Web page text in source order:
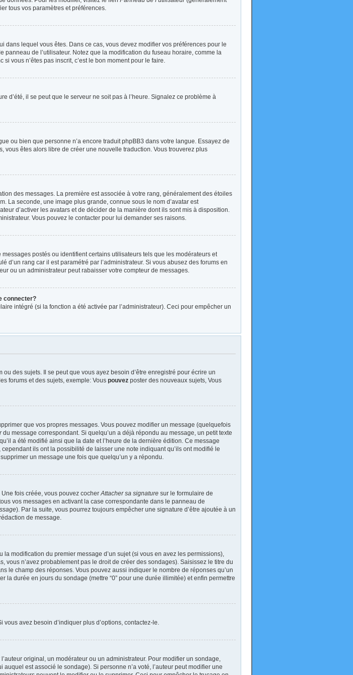
tous vos paramètres et préférences.
dans lequel vous êtes. Dans ce cas, vous devez modifier vos préférences pour le
de l’utilisateur. Notez que la modification du fuseau horaire, comme la
vous n’êtes pas inscrit, c’est le bon moment pour le faire.
d’été, il se peut que le serveur ne soit pas à l’heure. Signalez ce problème à
ou bien que personne n’a encore traduit phpBB3 dans votre langue. Essayez de
vous êtes alors libre de créer une nouvelle traduction. Vous trouverez plus
des messages. La première est associée à votre rang, généralement des étoiles
La seconde, une image plus grande, connue sous le nom d’avatar est
d’activer les avatars et de décider de la manière dont ils sont mis à disposition.
Vous pouvez le contacter pour lui demander ses raisons.
postés ou identifient certains utilisateurs tels que les modérateurs et
d’un rang car il est paramétré par l’administrateur. Si vous abusez des forums en
ou un administrateur peut rabaisser votre compteur de messages.
connecter?
intégré (si la fonction a été activée par l’administrateur). Ceci pour empêcher un
des sujets. Il se peut que vous ayez besoin d’être enregistré pour écrire un
forums et des sujets, exemple: Vous pouvez poster des nouveaux sujets, Vous
que vos propres messages. Vous pouvez modifier un message (quelquefois
du message correspondant. Si quelqu’un a déjà répondu au message, un petit texte
a été modifié ainsi que la date et l’heure de la dernière édition. Ce message
ils ont la possibilité de laisser une note indiquant qu’ils ont modifié le
un message une fois que quelqu’un y a répondu.
Une fois créée, vous pouvez cocherAttacher sa signature sur le formulaire de
vos messages en activant la case correspondante dans le panneau de
). Par la suite, vous pourrez toujours empêcher une signature d’être ajoutée à un
de message.
la modification du premier message d’un sujet (si vous en avez les permissions),
vous n’avez probablement pas le droit de créer des sondages). Saisissez le titre du
le champ des réponses. Vous pouvez aussi indiquer le nombre de réponses qu’un
la durée en jours du sondage (mettre “0” pour une durée illimitée) et enfin permettre
vous avez besoin d’indiquer plus d’options, contactez-le.
original, un modérateur ou un administrateur. Pour modifier un sondage,
est associé le sondage). Si personne n’a voté, l’auteur peut modifier une